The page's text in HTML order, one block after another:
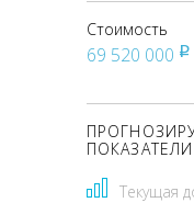
Стоимость
69 520 000
ПОКАЗАТЕЛИ
Текущая